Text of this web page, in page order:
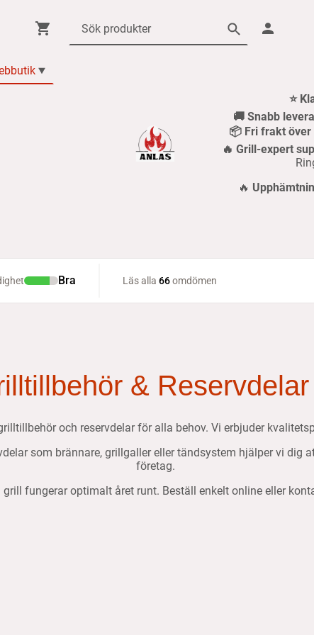
⭐
🚚 Snabb
📦 Fri frakt
🔥 Grill-expert
🔥
&
och reservdelar för alla behov. Vi erbjuder
som brännare, grillgaller eller tändsystem hjälper vi dig
företag.
fungerar optimalt året runt. Beställ enkelt online eller